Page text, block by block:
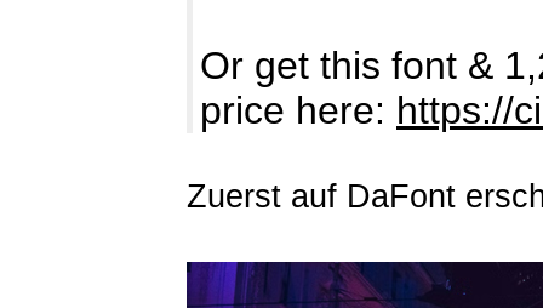
Or get this font &
price here: https://
Zuerst auf DaFont